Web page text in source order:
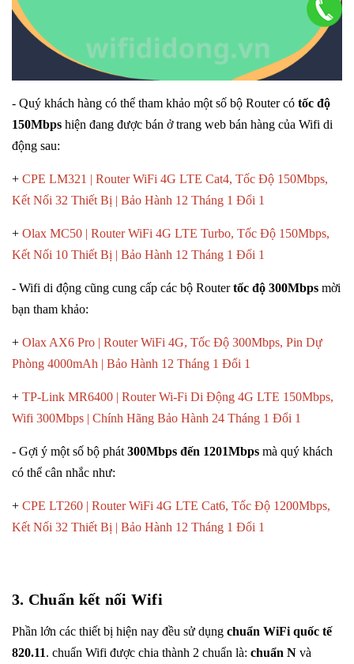
- Quý khách hàng có thể tham khảo một số bộ Router có tốc độ
150Mbps hiện đang được bán ở trang web bán hàng của Wifi di
động sau:
+ CPE LM321 | Router WiFi 4G LTE Cat4, Tốc Độ 150Mbps,
Kết Nối 32 Thiết Bị | Bảo Hành 12 Tháng 1 Đổi 1
+ Olax MC50 | Router WiFi 4G LTE Turbo, Tốc Độ 150Mbps,
Kết Nối 10 Thiết Bị | Bảo Hành 12 Tháng 1 Đổi 1
- Wifi di động cũng cung cấp các bộ Routertốc độ 300Mbps mời
bạn tham khảo:
+ Olax AX6 Pro | Router WiFi 4G, Tốc Độ 300Mbps, Pin Dự
Phòng 4000mAh | Bảo Hành 12 Tháng 1 Đổi 1
+ TP-Link MR6400 | Router Wi-Fi Di Động 4G LTE 150Mbps,
Wifi 300Mbps | Chính Hãng Bảo Hành 24 Tháng 1 Đổi 1
- Gợi ý một số bộ phát 300Mbps đến 1201Mbps mà quý khách
có thể cân nhắc như:
+ CPE LT260 | Router WiFi 4G LTE Cat6, Tốc Độ 1200Mbps,
Kết Nối 32 Thiết Bị | Bảo Hành 12 Tháng 1 Đổi 1
3. Chuẩn kết nối Wifi
Phần lớn các thiết bị hiện nay đều sử dụng chuẩn WiFi quốc tế
820.11. chuẩn Wifi được chia thành 2 chuẩn là: chuẩn N và